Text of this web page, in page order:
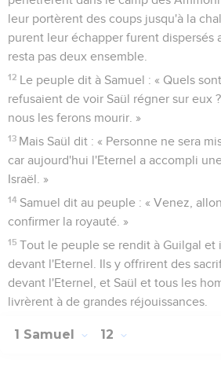
leur portèrent des coups jusqu'à la
purent leur échapper furent dispersés
resta pas deux ensemble.
12 Le peuple dit à Samuel : « Quels
refusaient de voir Saül régner sur eux
nous les ferons mourir. »
13 Mais Saül dit : « Personne ne sera
car aujourd'hui l'Eternel a accompli
Israël. »
14 Samuel dit au peuple : « Venez,
confirmer la royauté. »
15 Tout le peuple se rendit à Guilgal et
devant l'Eternel. Ils y offrirent des
devant l'Eternel, et Saül et tous les
livrèrent à de grandes réjouissances.
1 Samuel 12